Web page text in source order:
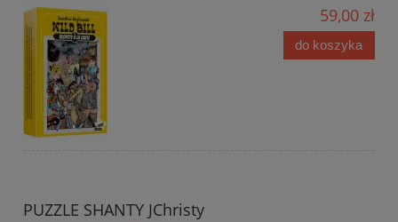
59,00 zł
do koszyka
PUZZLE SHANTY JChristy